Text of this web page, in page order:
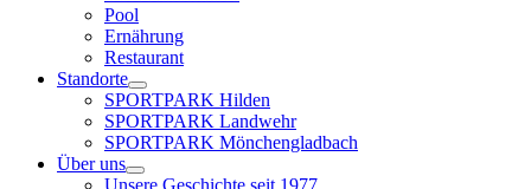
Pool
Ernährung
Restaurant
Standorte
SPORTPARK Hilden
SPORTPARK Landwehr
SPORTPARK Mönchengladbach
Über uns
Unsere Geschichte seit 1977